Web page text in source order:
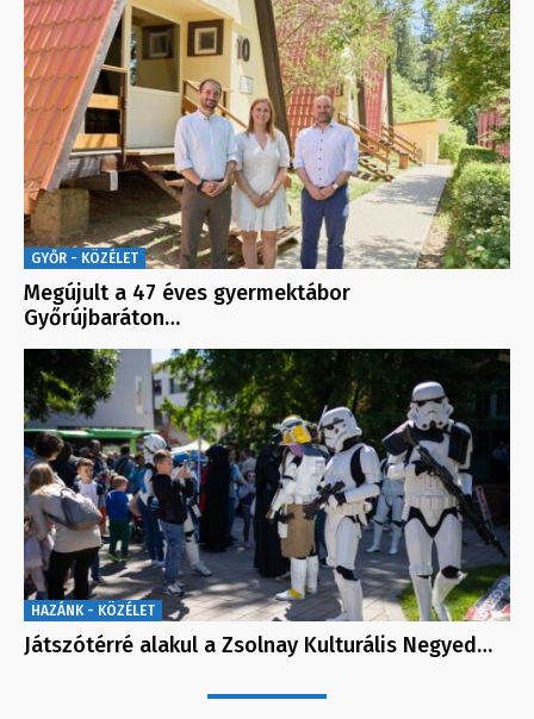
GYŐR - KÖZÉLET
Megújult a 47 éves gyermektábor
Győrújbaráton…
HAZÁNK - KÖZÉLET
Játszótérré alakul a Zsolnay Kulturális Negyed…